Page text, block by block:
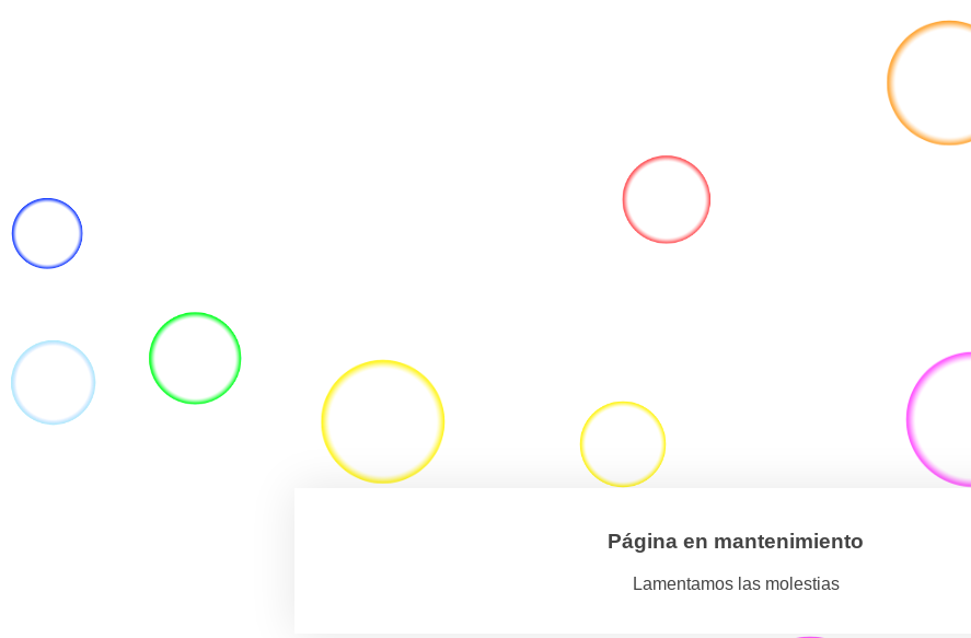
Página en mantenimiento
Lamentamos las molestias